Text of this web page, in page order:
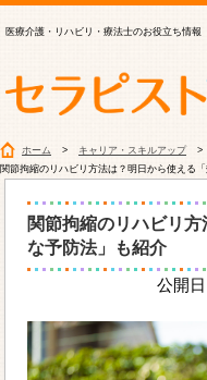
医療介護・リハビリ・療法士のお役立ち情報
ホーム キャリア・スキルアップ
関節拘縮のリハビリ方法は？明日から使える
関節拘縮のリハビリ
な予防法」も紹介
公開